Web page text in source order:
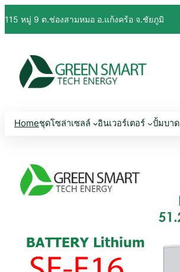
115 หมู่ 9 ต.ช่องสามหมอ อ.แก้งคร้อ จ.ชัยภูมิ
Homeชุดโซล่าเซลล์ อินเวอร์เตอร์ ปั้มบา